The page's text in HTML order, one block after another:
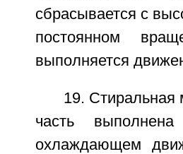
сбрасывается с
постоянном
выполняется
19.
часть
охлаждающем